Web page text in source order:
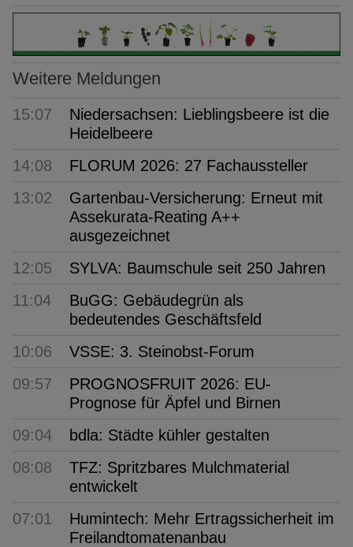
Weitere Meldungen
15:07
Niedersachsen: Lieblingsbeere ist die
Heidelbeere
14:08
FLORUM 2026: 27 Fachaussteller
13:02
Gartenbau-Versicherung: Erneut mit
Assekurata-Reating A++
ausgezeichnet
12:05
SYLVA: Baumschule seit 250 Jahren
11:04
BuGG: Gebäudegrün als
bedeutendes Geschäftsfeld
10:06
VSSE: 3. Steinobst-Forum
09:57
PROGNOSFRUIT 2026: EU-
Prognose für Äpfel und Birnen
09:04
bdla: Städte kühler gestalten
08:08
TFZ: Spritzbares Mulchmaterial
entwickelt
07:01
Humintech: Mehr Ertragssicherheit im
Freilandtomatenanbau